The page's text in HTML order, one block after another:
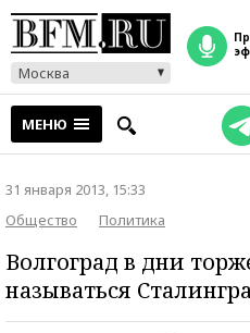
Москва
прямой
МЕНЮ
31 января 2013, 15:33
Общество
Политика
Волгоград в дни
называться